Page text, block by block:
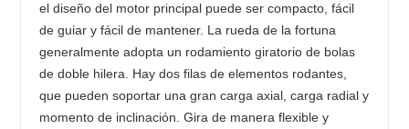
el diseño del motor principal puede ser compacto, fácil
de guiar y fácil de mantener. La rueda de la fortuna
generalmente adopta un rodamiento giratorio de bolas
de doble hilera. Hay dos filas de elementos rodantes,
que pueden soportar una gran carga axial, carga radial y
momento de inclinación. Gira de manera flexible y